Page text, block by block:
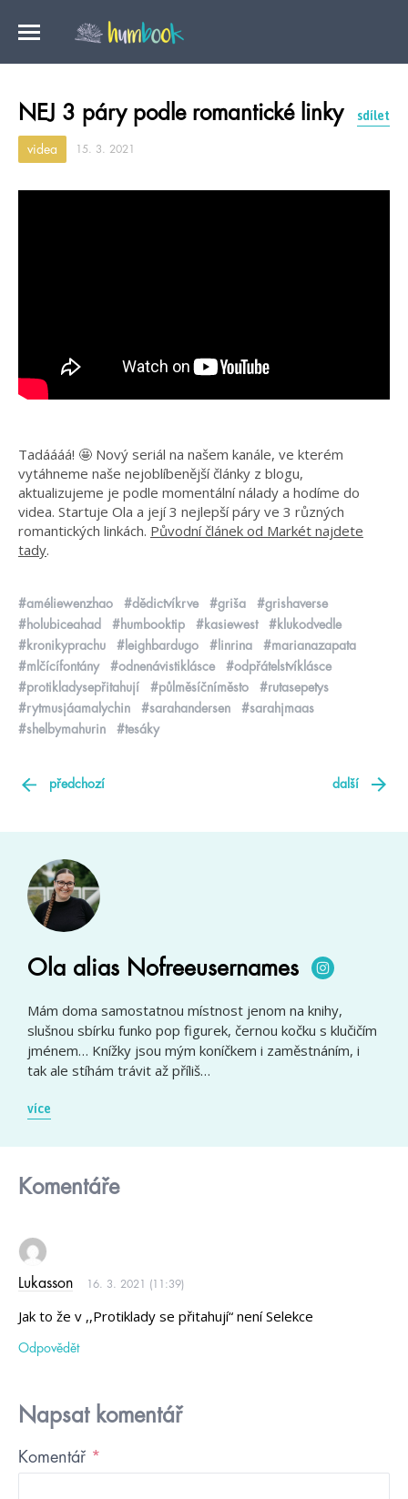
NEJ 3 páry podle romantické linky sdílet
videa 15. 3. 2021
Tadáááá! 🤩 Nový seriál na našem kanále, ve kterém
vytáhneme naše nejoblíbenější články z blogu,
aktualizujeme je podle momentální nálady a hodíme do
videa. Startuje Ola a její 3 nejlepší páry ve 3 různých
romantických linkách. Původní článek od Markét najdete
tady.
#améliewenzhao #dědictvíkrve #griša
#grishaverse
#holubiceahad
#humbooktip #kasiewest
#klukodvedle
#kronikyprachu
#leighbardugo #linrina
#marianazapata
#mlčícífontány
#odnenávistiklásce
#odpřátelstvíklásce
#protikladysepřitahují
#půlměsíčníměsto
#rutasepetys
#rytmusjáamalychin
#sarahandersen
#sarahjmaas
#shelbymahurin
#tesáky
předchozí další
Ola alias Nofreeusernames
Mám doma samostatnou místnost jenom na knihy,
slušnou sbírku funko pop figurek, černou kočku s klučičím
jménem… Knížky jsou mým koníčkem i zaměstnáním, i
tak ale stíhám trávit až příliš…
více
Komentáře
Lukasson 16. 3. 2021 (11:39)
Jak to že v ,,Protiklady se přitahují“ není Selekce
Odpovědět
Napsat komentář
Komentář *